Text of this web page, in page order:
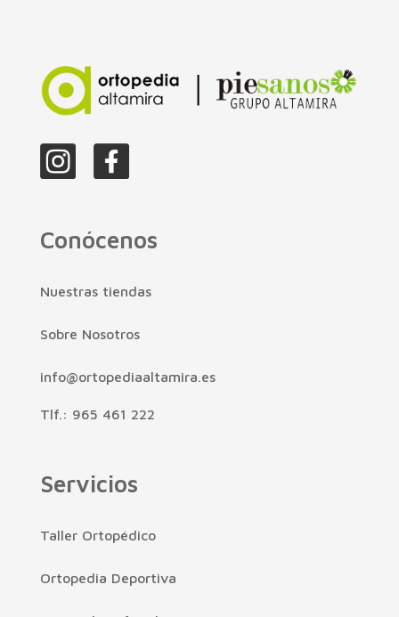
Conócenos
Nuestras tiendas
Sobre Nosotros
info@ortopediaaltamira.es
Tlf.: 965 461 222
Servicios
Taller Ortopédico
Ortopedia Deportiva